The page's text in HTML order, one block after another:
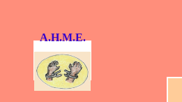
A.H.M.E.